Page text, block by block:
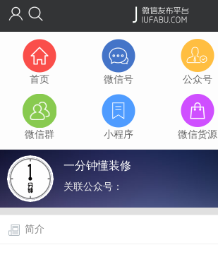
首页 微信号 公众号
微信群 小程序 微信货源
一分钟懂装修
关联公众号：
简介